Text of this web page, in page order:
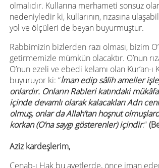
olmalıdır. Kullarına merhameti sonsuz
nedeniyledir ki, kullarının, rızasına
yol ve ölçüleri de beyan buyurmuştur.
Rabbimizin bizlerden razı olması, bizim
getirmemizle mümkün olacaktır. O’nun
O’nun ezeli ve ebedi kelamı olan Kur’an-
buyuruyor ki: “İman edip sâlih ameller
onlardır. Onların Rableri katındaki
içinde devamlı olarak kalacakları Adn
olmuş, onlar da Allah’tan hoşnut
korkan (O’na saygı gösterenler) içindir.”
Aziz kardeşlerim,
Cenab-ı Hak bu ayetlerde, önce iman